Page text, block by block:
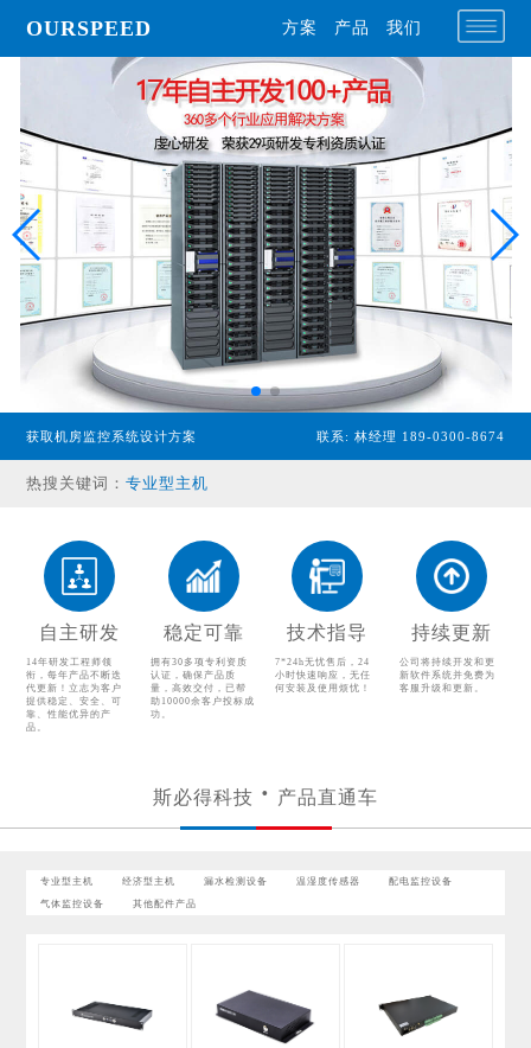
OURSPEED 方案 产品 我们
获取机房监控系统设计方案 联系: 林经理 189-0300-8674
热搜关键词：专业型主机
漏水检测设备
温湿度传感器
配电监控设备
气体监控设备
其他配件产品
自主研发
14年研发工程师领
衔，每年产品不断迭
代更新！立志为客户
提供稳定、安全、可
靠、性能优异的产
品。
稳定可靠
拥有30多项专利资质
认证，确保产品质
量，高效交付，已帮
助10000余客户投标成
功。
技术指导
7*24h无忧售后，24
小时快速响应，无任
何安装及使用烦忧！
持续更新
公司将持续开发和更
新软件系统并免费为
客服升级和更新。
斯必得科技 产品直通车
专业型主机 经济型主机 漏水检测设备 温湿度传感器 配电监控设备
气体监控设备 其他配件产品